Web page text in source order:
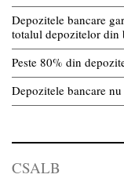
Depozitele bancare
totalul depozitelor din
Peste 80% din
Depozitele bancare
CSALB